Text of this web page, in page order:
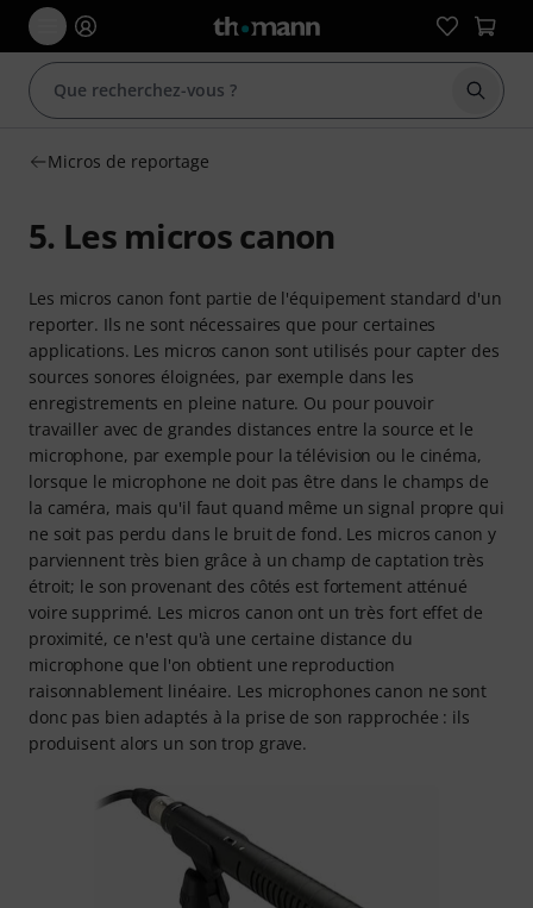
Micros de reportage
5. Les micros canon
Les micros canon font partie de l'équipement standard d'un
reporter. Ils ne sont nécessaires que pour certaines
applications. Les micros canon sont utilisés pour capter des
sources sonores éloignées, par exemple dans les
enregistrements en pleine nature. Ou pour pouvoir
travailler avec de grandes distances entre la source et le
microphone, par exemple pour la télévision ou le cinéma,
lorsque le microphone ne doit pas être dans le champs de
la caméra, mais qu'il faut quand même un signal propre qui
ne soit pas perdu dans le bruit de fond. Les micros canon y
parviennent très bien grâce à un champ de captation très
étroit; le son provenant des côtés est fortement atténué
voire supprimé. Les micros canon ont un très fort effet de
proximité, ce n'est qu'à une certaine distance du
microphone que l'on obtient une reproduction
raisonnablement linéaire. Les microphones canon ne sont
donc pas bien adaptés à la prise de son rapprochée : ils
produisent alors un son trop grave.